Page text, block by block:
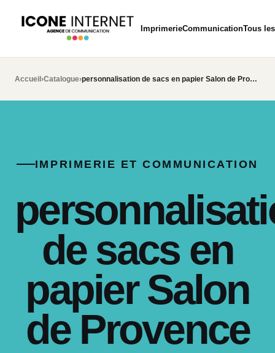
ImprimerieCommunicationTous
Accueil ›Catalogue› personnalisation de sacs en papier Salon de Provence
IMPRIMERIE ET COMMUNICATION
de sacs en
papier Salon
de Provence